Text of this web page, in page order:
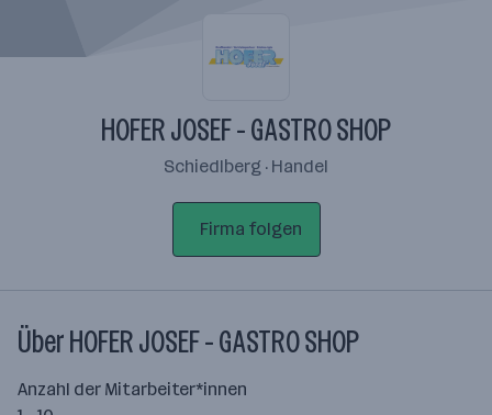
HOFER JOSEF - GASTRO SHOP
Schiedlberg · Handel
Firma folgen
Über HOFER JOSEF - GASTRO SHOP
Anzahl der Mitarbeiter*innen